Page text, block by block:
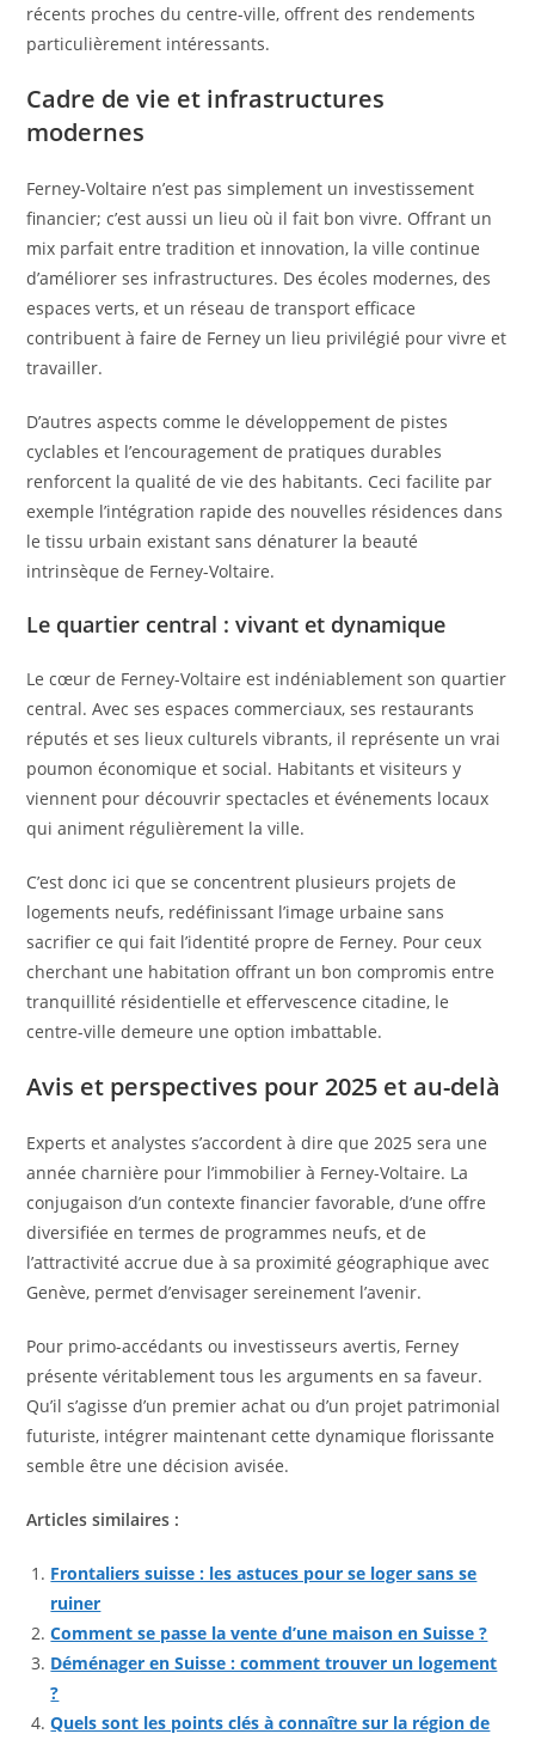
récents proches du centre-ville, offrent des rendements
particulièrement intéressants.
Cadre de vie et infrastructures
modernes
Ferney-Voltaire n’est pas simplement un investissement
financier; c’est aussi un lieu où il fait bon vivre. Offrant un
mix parfait entre tradition et innovation, la ville continue
d’améliorer ses infrastructures. Des écoles modernes, des
espaces verts, et un réseau de transport efficace
contribuent à faire de Ferney un lieu privilégié pour vivre et
travailler.
D’autres aspects comme le développement de pistes
cyclables et l’encouragement de pratiques durables
renforcent la qualité de vie des habitants. Ceci facilite par
exemple l’intégration rapide des nouvelles résidences dans
le tissu urbain existant sans dénaturer la beauté
intrinsèque de Ferney-Voltaire.
Le quartier central : vivant et dynamique
Le cœur de Ferney-Voltaire est indéniablement son quartier
central. Avec ses espaces commerciaux, ses restaurants
réputés et ses lieux culturels vibrants, il représente un vrai
poumon économique et social. Habitants et visiteurs y
viennent pour découvrir spectacles et événements locaux
qui animent régulièrement la ville.
C’est donc ici que se concentrent plusieurs projets de
logements neufs, redéfinissant l’image urbaine sans
sacrifier ce qui fait l’identité propre de Ferney. Pour ceux
cherchant une habitation offrant un bon compromis entre
tranquillité résidentielle et effervescence citadine, le
centre-ville demeure une option imbattable.
Avis et perspectives pour 2025 et au-delà
Experts et analystes s’accordent à dire que 2025 sera une
année charnière pour l’immobilier à Ferney-Voltaire. La
conjugaison d’un contexte financier favorable, d’une offre
diversifiée en termes de programmes neufs, et de
l’attractivité accrue due à sa proximité géographique avec
Genève, permet d’envisager sereinement l’avenir.
Pour primo-accédants ou investisseurs avertis, Ferney
présente véritablement tous les arguments en sa faveur.
Qu’il s’agisse d’un premier achat ou d’un projet patrimonial
futuriste, intégrer maintenant cette dynamique florissante
semble être une décision avisée.
Articles similaires :
Frontaliers suisse : les astuces pour se loger sans se
ruiner
Comment se passe la vente d’une maison en Suisse ?
Déménager en Suisse : comment trouver un logement
?
Quels sont les points clés à connaître sur la région de